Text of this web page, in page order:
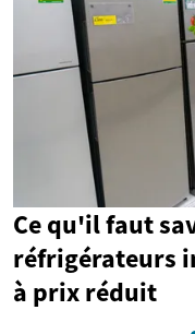
Ce qu'il faut
réfrigérateurs
à prix réduit